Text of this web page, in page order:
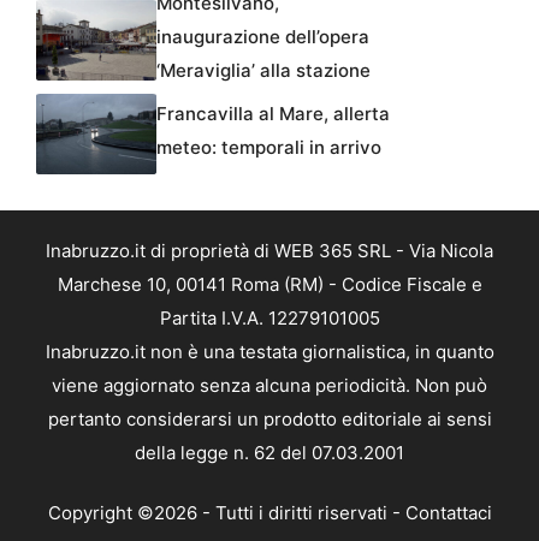
inaugurazione dell’opera
‘Meraviglia’ alla stazione
Francavilla al Mare, allerta
meteo: temporali in arrivo
Inabruzzo.it di proprietà di WEB 365 SRL - Via Nicola
Marchese 10, 00141 Roma (RM) - Codice Fiscale e
Partita I.V.A. 12279101005
Inabruzzo.it non è una testata giornalistica, in quanto
viene aggiornato senza alcuna periodicità. Non può
pertanto considerarsi un prodotto editoriale ai sensi
della legge n. 62 del 07.03.2001
Copyright ©2026 - Tutti i diritti riservati - Contattaci